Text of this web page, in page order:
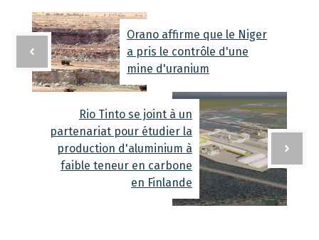
Orano affirme que le Niger
a pris le contrôle d'une
mine d'uranium
Rio Tinto se joint à un
partenariat pour étudier la
production d'aluminium à
faible teneur en carbone
en Finlande